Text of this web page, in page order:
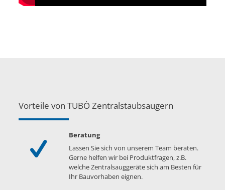
Vorteile von TUBÒ Zentralstaubsaugern
Beratung
Lassen Sie sich von unserem Team beraten.
Gerne helfen wir bei Produktfragen, z.B.
welche Zentralsauggeräte sich am Besten für
Ihr Bauvorhaben eignen.